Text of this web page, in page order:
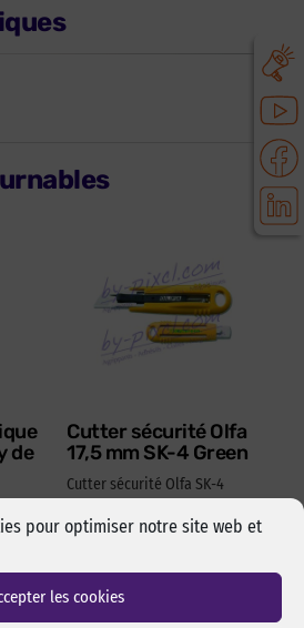
pour optimiser notre site web et
les cookies
de
ou
Cutter sécurité Olfa
17,5 mm SK-4 Green
Cutter sécurité Olfa SK-4
Changement de lame rapide
ABS 100% recyclé. Ambidextre.
Réf Pixcl : OLFA175SK4